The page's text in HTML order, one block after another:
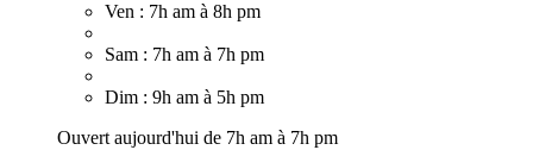
Ven : 7h am à 8h pm
Sam : 7h am à 7h pm
Dim : 9h am à 5h pm
Ouvert aujourd'hui de 7h am à 7h pm